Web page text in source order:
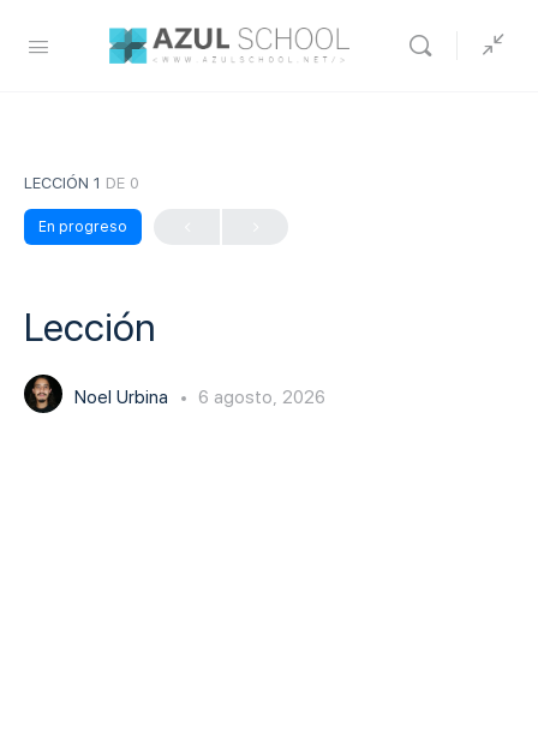
LECCIÓN 1 DE 0
En progreso
Lección
Noel Urbina 6 agosto, 2026